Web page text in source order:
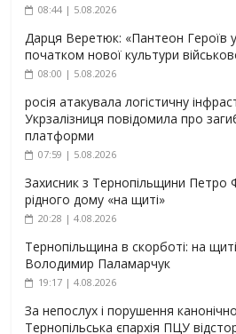
08:44 | 5.08.2026
Дарця Веретюк: «Пантеон Героїв
початком нової культури
08:00 | 5.08.2026
росія атакувала логістичну
Укрзалізниця повідомила про
платформи
07:59 | 5.08.2026
Захисник з Тернопільщини Петро
рідного дому «на щиті»
20:28 | 4.08.2026
Тернопільщина в скорботі: на
Володимир Паламарчук
19:17 | 4.08.2026
За непослух і порушення
Тернопільська єпархія ПЦУ